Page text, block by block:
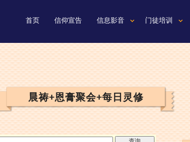
首页 信仰宣告 信息影音 门徒培训
晨祷+恩膏聚会+每日灵修